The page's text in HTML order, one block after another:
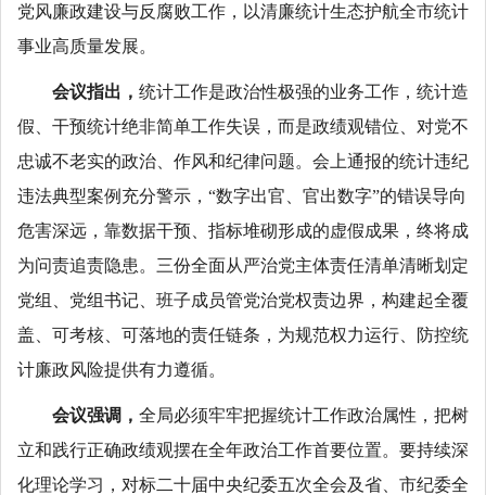
党风廉政建设与反腐败工作，以清廉统计生态护航全市统计
事业高质量发展。
会议指出， 统计工作是政治性极强的业务工作，统计造
假、干预统计绝非简单工作失误，而是政绩观错位、对党不
忠诚不老实的政治、作风和纪律问题。会上通报的统计违纪
违法典型案例充分警示，“数字出官、官出数字”的错误导向
危害深远，靠数据干预、指标堆砌形成的虚假成果，终将成
为问责追责隐患。三份全面从严治党主体责任清单清晰划定
党组、党组书记、班子成员管党治党权责边界，构建起全覆
盖、可考核、可落地的责任链条，为规范权力运行、防控统
计廉政风险提供有力遵循。
会议强调， 全局必须牢牢把握统计工作政治属性，把树
立和践行正确政绩观摆在全年政治工作首要位置。要持续深
化理论学习，对标二十届中央纪委五次全会及省、市纪委全